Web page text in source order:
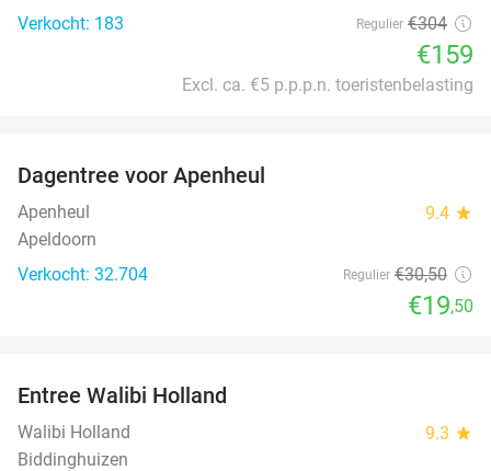
Verkocht: 183
Regulier €304
€159
Excl. ca. €5 p.p.p.n. toeristenbelasting
Dagentree voor Apenheul
Apenheul 9.4 star
Apeldoorn
Verkocht: 32.704
Regulier €30,50
€19,50
Entree Walibi Holland
Walibi Holland 9.3 star
Biddinghuizen